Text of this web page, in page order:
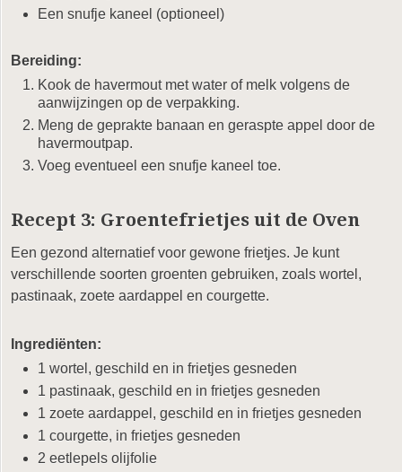
Een snufje kaneel (optioneel)
Bereiding:
Kook de havermout met water of melk volgens de
aanwijzingen op de verpakking.
Meng de geprakte banaan en geraspte appel door de
havermoutpap.
Voeg eventueel een snufje kaneel toe.
Recept 3: Groentefrietjes uit de Oven
Een gezond alternatief voor gewone frietjes. Je kunt
verschillende soorten groenten gebruiken, zoals wortel,
pastinaak, zoete aardappel en courgette.
Ingrediënten:
1 wortel, geschild en in frietjes gesneden
1 pastinaak, geschild en in frietjes gesneden
1 zoete aardappel, geschild en in frietjes gesneden
1 courgette, in frietjes gesneden
2 eetlepels olijfolie